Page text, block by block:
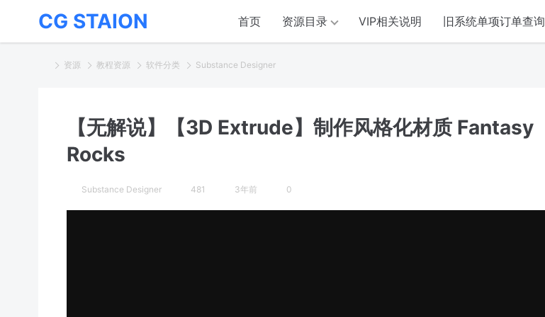
CG STAION 首页 资源目录 VIP相关说明 旧系统单项订单查询
资源 教程资源 软件分类 Substance Designer
【无解说】【3D Extrude】制作风格化材质 Fantasy
Rocks
Substance Designer 481 3年前 0